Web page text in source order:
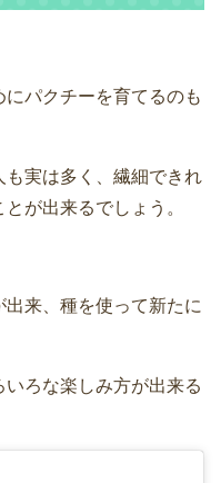
パクチーを育てるのも
実は多く、繊細できれ
が出来るでしょう。
来、種を使って新たに
ろな楽しみ方が出来る